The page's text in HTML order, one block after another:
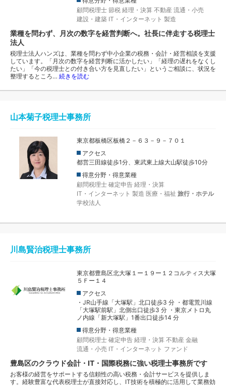
顧問税理士 節税 経理・決算 不動産 流通・小売
建設・建築 IT・インターネット 製造
業種を問わず、月次の数字を経営判断へ。社長に伴走する税理士
法人
税理士法人ハンズは、業種を問わず中小企業の税務・会計・経営相談を支援
しています。「月次の数字を経営判断に活かしたい」「経理の遅れをなくし
たい」「今の税理士との付き合い方を見直したい」というご相談に、状況を
整理するところ… 続きを読む
山本菊子税理士事務所
東京都板橋区板橋２－６３－９－７０１
アクセス
都営三田線徒歩1分、東武東上線大山駅徒歩10分
得意分野・得意業種
顧問税理士 確定申告 経理・決算
IT・インターネット 製造 医療・福祉 旅行・ホテル
学校法人
川島賢治税理士事務所
東京都豊島区北大塚１ー１９ー１２コルティス大塚
５Ｆー１４
アクセス
・JR山手線「大塚駅」北口徒歩3 分 ・都電荒川線
「大塚駅前駅」北側出口徒歩3 分 ・東京メトロ丸
ノ内線「新大塚駅」1番出口徒歩14 分
得意分野・得意業種
顧問税理士 確定申告 経理・決算 不動産 金融
流通・小売 IT・インターネット ファンド
豊島区のクラウド会計・IT・国際税務に強い税理士事務所です
お客様の経営をサポートする信頼性の高い税務・会計サービスを提供しま
す。経験豊富な代表税理⼠が直接対応し、IT技術を積極的に活⽤して業務効